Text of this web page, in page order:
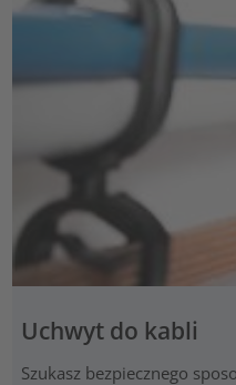
Uchwyt do kabli
Szukasz bezpiecznego